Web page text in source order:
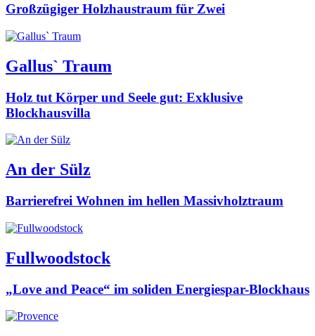
Großzügiger Holzhaustraum für Zwei
Gallus` Traum
Holz tut Körper und Seele gut: Exklusive
Blockhausvilla
An der Sülz
Barrierefrei Wohnen im hellen Massivholztraum
Fullwoodstock
„Love and Peace“ im soliden Energiespar-Blockhaus